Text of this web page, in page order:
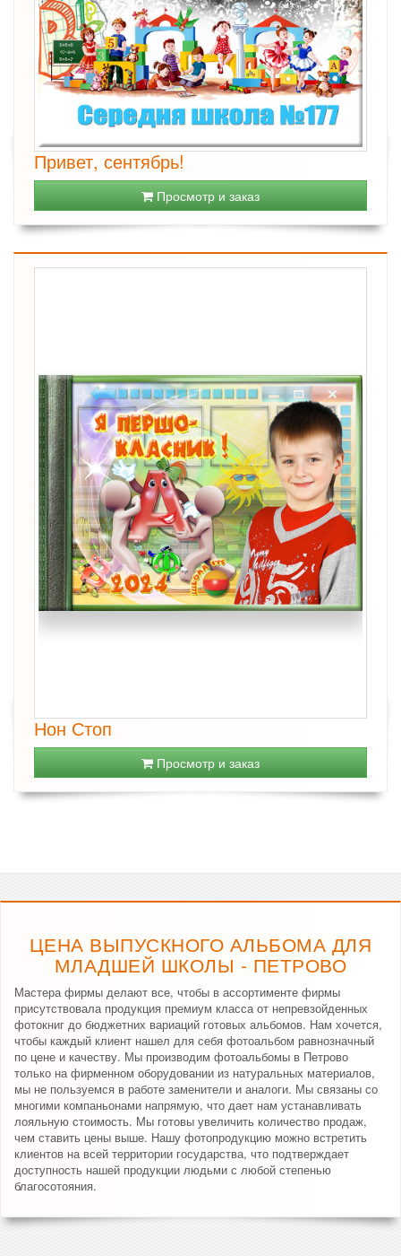
Привет, сентябрь!
Просмотр и заказ
Нон Стоп
Просмотр и заказ
ЦЕНА ВЫПУСКНОГО АЛЬБОМА ДЛЯ
МЛАДШЕЙ ШКОЛЫ - ПЕТРОВО
Мастера фирмы делают все, чтобы в ассортименте фирмы
присутствовала продукция премиум класса от непревзойденных
фотокниг до бюджетних вариаций готовых альбомов. Нам хочется,
чтобы каждый клиент нашел для себя фотоальбом равнозначный
по цене и качеству. Мы производим фотоальбомы в Петрово
только на фирменном оборудовании из натуральных материалов,
мы не пользуемся в работе заменители и аналоги. Мы связаны со
многими компаньонами напрямую, что дает нам устанавливать
лояльную стоимость. Мы готовы увеличить количество продаж,
чем ставить цены выше. Нашу фотопродукцию можно встретить
клиентов на всей территории государства, что подтверждает
доступность нашей продукции людьми с любой степенью
благосотояния.